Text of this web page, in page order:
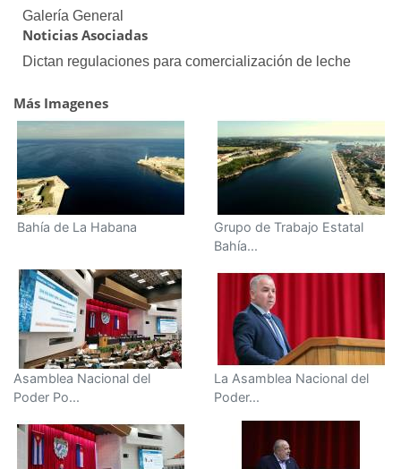
Galería General
Noticias Asociadas
Dictan regulaciones para comercialización de leche
Más Imagenes
Bahía de La Habana
Grupo de Trabajo Estatal
Bahía...
Asamblea Nacional del
Poder Po...
La Asamblea Nacional del
Poder...